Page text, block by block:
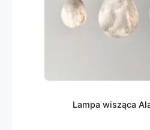
Lampa wisząca